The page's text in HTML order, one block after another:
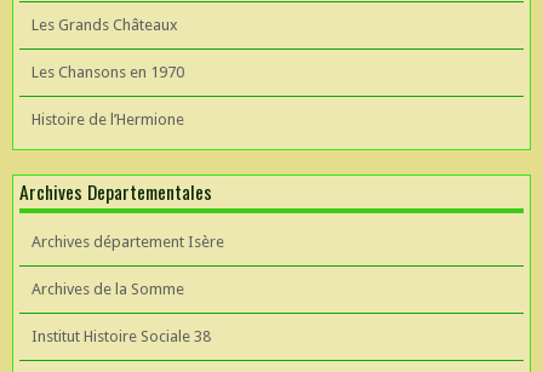
Les Grands Châteaux
Les Chansons en 1970
Histoire de l’Hermione
Archives Departementales
Archives département Isère
Archives de la Somme
Institut Histoire Sociale 38